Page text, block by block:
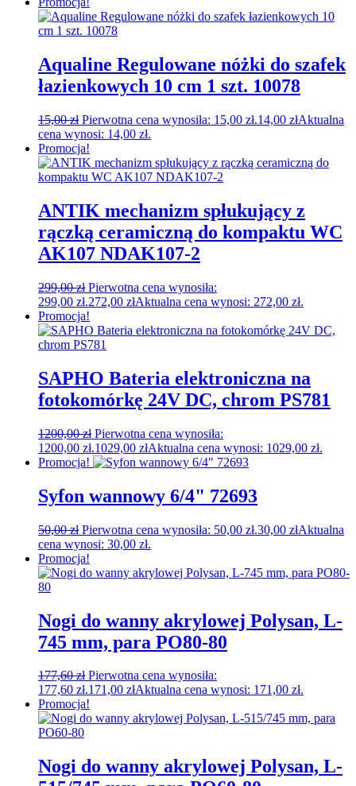
Aqualine Regulowane nóżki do szafek
łazienkowych 10 cm 1 szt. 10078
15,00zł Pierwotna cena wynosiła: 15,00 zł.14,00 złAktualna
cena wynosi: 14,00 zł.
Promocja!
ANTIK mechanizm spłukujący z
rączką ceramiczną do kompaktu WC
AK107 NDAK107-2
299,00zł Pierwotna cena wynosiła:
299,00 zł.272,00 złAktualna cena wynosi: 272,00 zł.
Promocja!
SAPHO Bateria elektroniczna na
fotokomórkę 24V DC, chrom PS781
1200,00zł Pierwotna cena wynosiła:
1200,00 zł.1029,00 złAktualna cena wynosi: 1029,00 zł.
Promocja!
Syfon wannowy 6/4" 72693
50,00zł Pierwotna cena wynosiła: 50,00 zł.30,00 złAktualna
cena wynosi: 30,00 zł.
Promocja!
Nogi do wanny akrylowej Polysan, L-
745 mm, para PO80-80
177,60zł Pierwotna cena wynosiła:
177,60 zł.171,00 złAktualna cena wynosi: 171,00 zł.
Promocja!
Nogi do wanny akrylowej Polysan, L-